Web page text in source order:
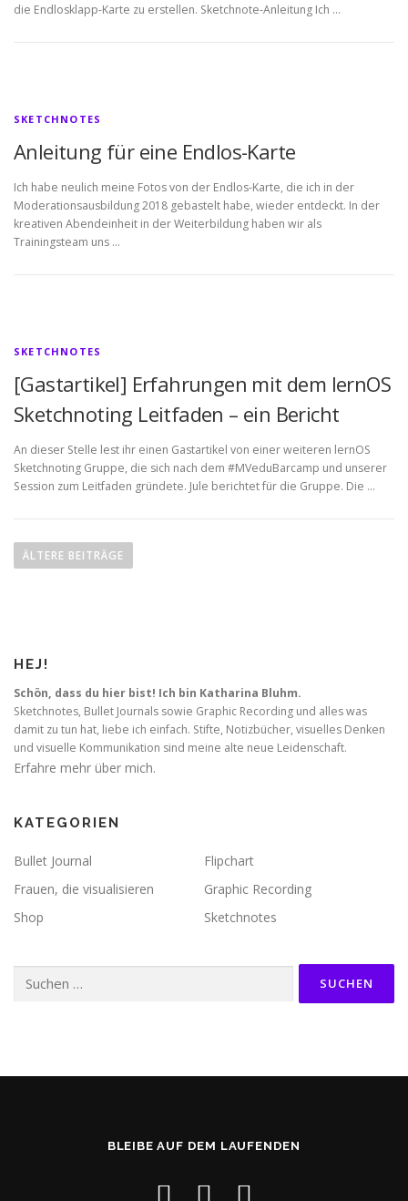
die Endlosklapp-Karte zu erstellen. Sketchnote-Anleitung Ich …
SKETCHNOTES
Anleitung für eine Endlos-Karte
Ich habe neulich meine Fotos von der Endlos-Karte, die ich in der
Moderationsausbildung 2018 gebastelt habe, wieder entdeckt. In der
kreativen Abendeinheit in der Weiterbildung haben wir als
Trainingsteam uns …
SKETCHNOTES
[Gastartikel] Erfahrungen mit dem lernOS
Sketchnoting Leitfaden – ein Bericht
An dieser Stelle lest ihr einen Gastartikel von einer weiteren lernOS
Sketchnoting Gruppe, die sich nach dem #MVeduBarcamp und unserer
Session zum Leitfaden gründete. Jule berichtet für die Gruppe. Die …
e
g
s
n
a
v
g
t
i
o
ÄLTERE BEITRÄGE
HEJ!
Schön, dass du hier bist! Ich bin Katharina Bluhm.
Sketchnotes, Bullet Journals sowie Graphic Recording und alles was
damit zu tun hat, liebe ich einfach. Stifte, Notizbücher, visuelles Denken
und visuelle Kommunikation sind meine alte neue Leidenschaft.
Erfahre mehr über mich.
KATEGORIEN
Bullet Journal
Flipchart
Frauen, die visualisieren
Graphic Recording
Shop
Sketchnotes
nach:
BLEIBE AUF DEM LAUFENDEN